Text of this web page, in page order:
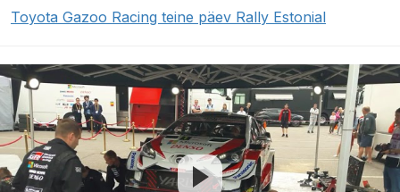
Toyota Gazoo Racing teine päev Rally Estonial